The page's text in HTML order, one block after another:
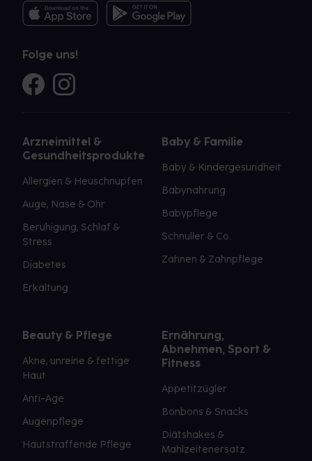
Folge uns!
Arzneimittel &
Gesundheitsprodukte
Allergien & Heuschnupfen
Auge, Nase & Ohr
Beruhigung, Schlaf &
Stress
Diabetes
Erkältung
Baby & Familie
Baby & Kindergesundheit
Babynahrung
Babypflege
Schnuller & Co.
Zahnen & Zahnpflege
Beauty & Pflege
Akne, unreine & fettige
Haut
Anti-Age
Augenpflege
Hautstraffende Pflege
Ernährung,
Abnehmen, Sport &
Fitness
Appetitzügler
Bonbons & Snacks
Diätshakes &
Mahlzeitenersatz